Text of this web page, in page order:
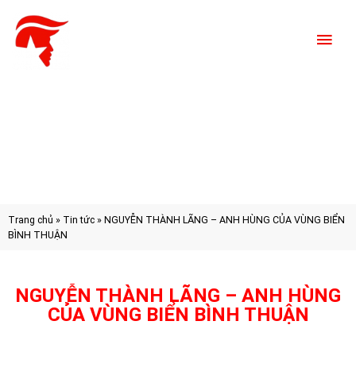
Trang chủ » Tin tức » NGUYỄN THÀNH LÃNG – ANH HÙNG CỦA VÙNG BIỂN
BÌNH THUẬN
NGUYỄN THÀNH LÃNG – ANH HÙNG
CỦA VÙNG BIỂN BÌNH THUẬN